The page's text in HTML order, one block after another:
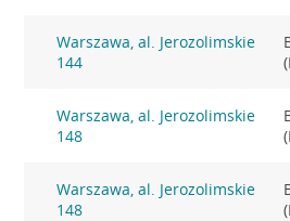
Warszawa, al. Jerozolimskie
144
Warszawa, al. Jerozolimskie
148
Warszawa, al. Jerozolimskie
148